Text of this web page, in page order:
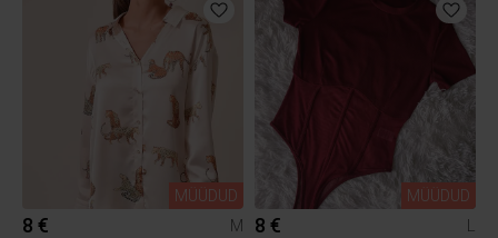
MÜÜDUD
8 €
M
MÜÜDUD
8 € L